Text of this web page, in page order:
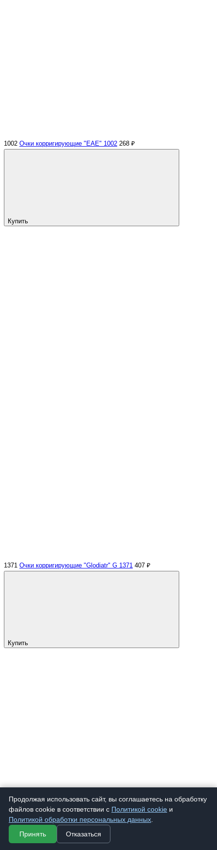
1002 Очки корригирующие "EAE" 1002 268 ₽
Купить
1371 Очки корригирующие "Glodiatr" G 1371 407 ₽
Купить
Продолжая использовать сайт, вы соглашаетесь на обработку
файлов cookie в соответствии с Политикой cookie и
Политикой обработки персональных данных
Принять
Отказаться